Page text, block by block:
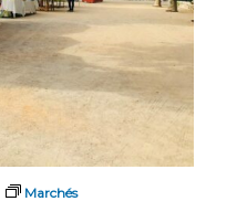
Marchés